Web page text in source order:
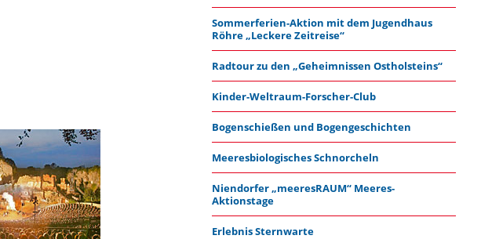
Sommerferien-Aktion mit dem Jugendhaus
Röhre „Leckere Zeitreise“
Radtour zu den „Geheimnissen Ostholsteins“
Kinder-Weltraum-Forscher-Club
Bogenschießen und Bogengeschichten
Meeresbiologisches Schnorcheln
Niendorfer „meeresRAUM“ Meeres-
Aktionstage
Erlebnis Sternwarte